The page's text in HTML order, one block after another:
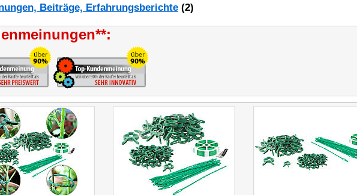
Beiträge, Erfahrungsberichte (2)